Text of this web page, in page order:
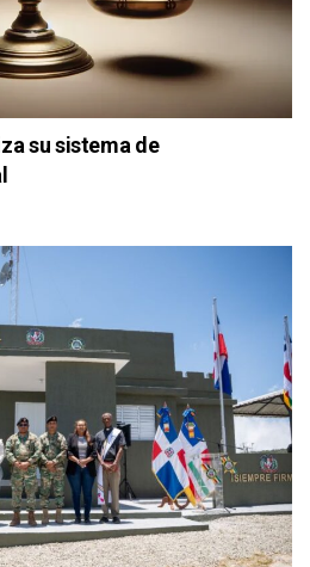
su sistema de